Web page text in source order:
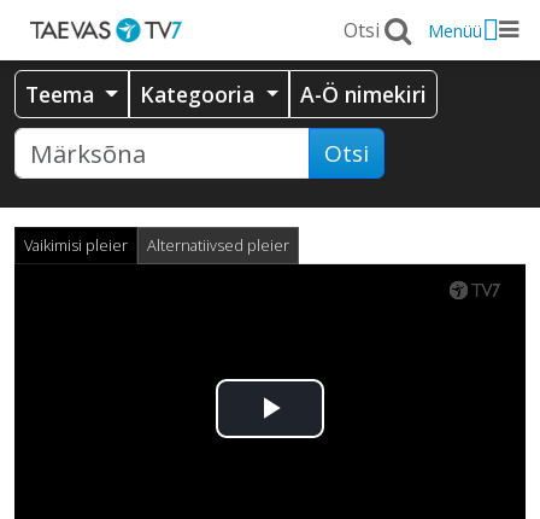
Menüü
Teema Kategooria A-Ö nimekiri
Otsi
Vaikimisi pleier Alternatiivsed pleier
Esita